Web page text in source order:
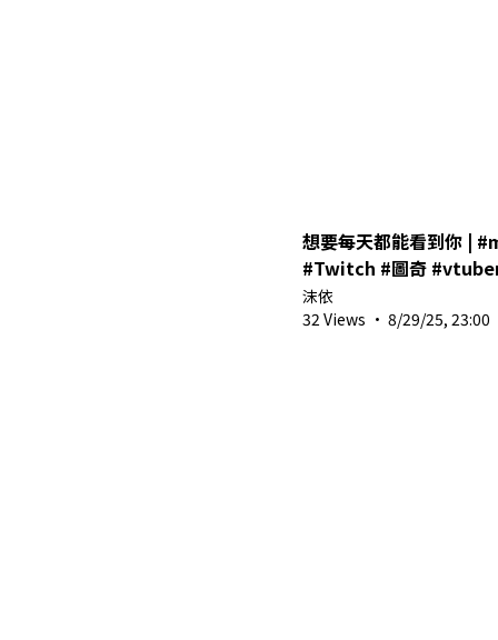
想要每天都能看到你 |
#Twitch #圖奇 #vtuber
#twitchstreamer #shorts
亞vtuber
沫依
32 Views · 8/29/25, 23:00